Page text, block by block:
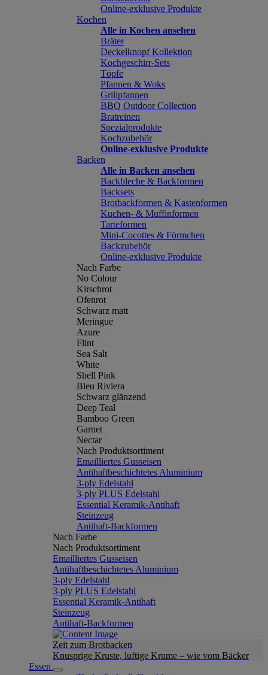
Online-exklusive Produkte
Kochen
Alle in Kochen ansehen
Bräter
Deckelknopf Kollektion
Kochgeschirr-Sets
Töpfe
Pfannen & Woks
Grillpfannen
BBQ Outdoor Collection
Bratreinen
Spezialprodukte
Kochzubehör
Online-exklusive Produkte
Backen
Alle in Backen ansehen
Backbleche & Backformen
Backsets
Brotbackformen & Kastenformen
Kuchen- & Muffinformen
Tarteformen
Mini-Cocottes & Förmchen
Backzubehör
Online-exklusive Produkte
Nach Farbe
No Colour
Kirschrot
Ofenrot
Schwarz matt
Meringue
Azure
Flint
Sea Salt
White
Shell Pink
Bleu Riviera
Schwarz glänzend
Deep Teal
Bamboo Green
Garnet
Nectar
Nach Produktsortiment
Emailliertes Gusseisen
Antihaftbeschichtetes Aluminium
3-ply Edelstahl
3-ply PLUS Edelstahl
Essential Keramik-Antihaft
Steinzeug
Antihaft-Backformen
Nach Farbe
Nach Produktsortiment
Emailliertes Gusseisen
Antihaftbeschichtetes Aluminium
3-ply Edelstahl
3-ply PLUS Edelstahl
Essential Keramik-Antihaft
Steinzeug
Antihaft-Backformen
Zeit zum Brotbacken
Knusprige Kruste, luftige Krume – wie vom Bäcker
Essen